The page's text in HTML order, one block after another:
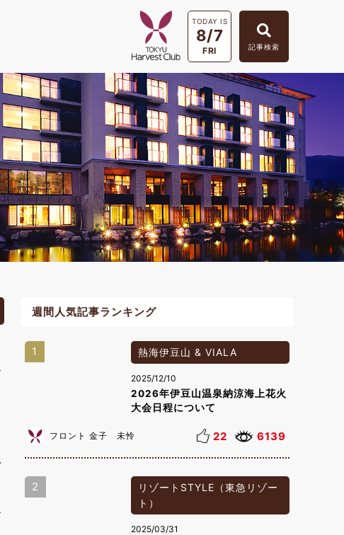
TODAY IS
8/7
FRI 記事検索
週間人気記事ランキング
1 熱海伊豆山 & VIALA
2025/12/10
2026年伊豆山温泉納涼海上花火
大会日程について
フロント 金子 未怜 22 6139
2
リゾートSTYLE（東急リゾー
ト）
2025/03/31